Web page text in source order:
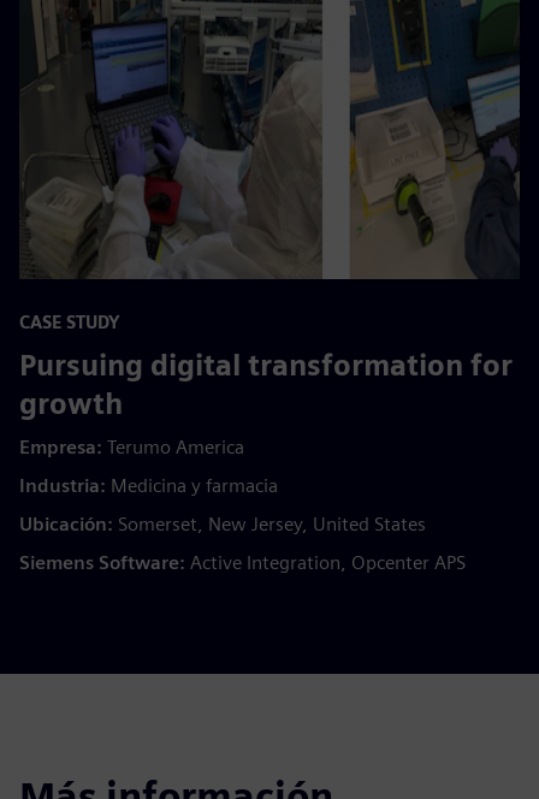
CASE STUDY
Pursuing digital transformation for
growth
Empresa: Terumo America
Industria: Medicina y farmacia
Ubicación: Somerset, New Jersey, United States
Siemens Software: Active Integration, Opcenter APS